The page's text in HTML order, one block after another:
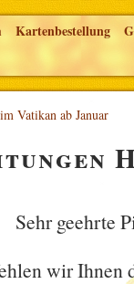
Kartenbestellung
Vatikan ab Januar
Sehr geehrte
wir